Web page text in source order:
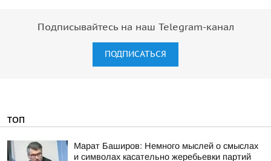
Подписывайтесь на наш Telegram-канал
ПОДПИСАТЬСЯ
ТОП
Марат Баширов: Немного мыслей о смыслах
и символах касательно жеребьевки партий